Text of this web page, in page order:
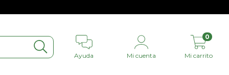
Ayuda Mi cuenta Mi carrito
0